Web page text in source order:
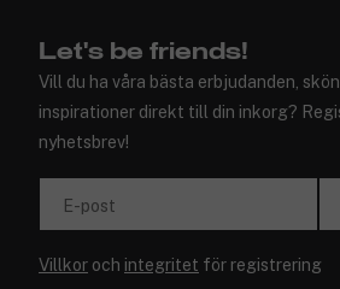
Let's be friends!
Vill du ha våra bästa erbjudanden,
inspirationer direkt till din inkorg?
nyhetsbrev!
E-post
Villkor och integritet för registrering